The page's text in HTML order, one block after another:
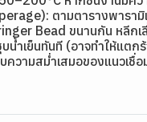
ตามตารางพารามิ
Bead ขนานกัน หลีกเ
น้ำเย็นทันที (อาจทำให้แตก
วามสม่ำเสมอของแนวเชื่อ